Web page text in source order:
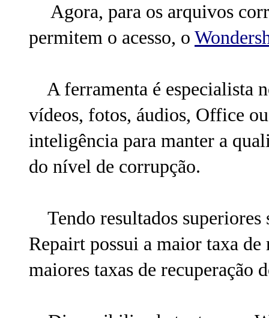
Agora, para os arquivos
permitem o acesso, o
A ferramenta é especialista
vídeos, fotos, áudios, Office
inteligência para manter a
do nível de corrupção.
Tendo resultados superiores
Repairt possui a maior taxa
maiores taxas de recuperação